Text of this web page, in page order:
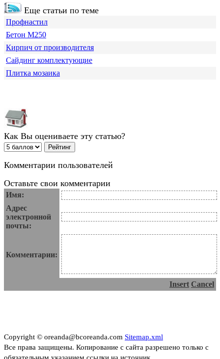
Еще статьи по теме
Профнастил
Бетон М250
Кирпич от производителя
Сайдинг комплектующие
Плитка мозаика
Как Вы оцениваете эту статью?
Комментарии пользователей
Оставьте свои комментарии
Имя:
Адрес
электронной
почты:
Комментарии:
Insert Cancel
Copyright © oreanda@bcoreanda.com Sitemap.xml
Все права защищены. Копирование с сайта разрешено только с